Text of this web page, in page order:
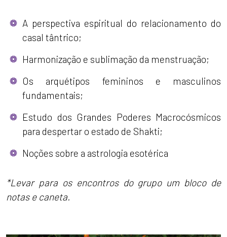
A perspectiva espiritual do relacionamento do
casal tântrico;
Harmonização e sublimação da menstruação;
Os arquétipos femininos e masculinos
fundamentais;
Estudo dos Grandes Poderes Macrocósmicos
para despertar o estado de Shakti;
Noções sobre a astrologia esotérica
*Levar para os encontros do grupo um bloco de
notas e caneta.